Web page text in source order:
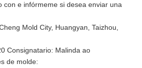
con e infórmeme si desea enviar una
Mold City, Huangyan, Taizhou,
Consignatario: Malinda ao
de molde: